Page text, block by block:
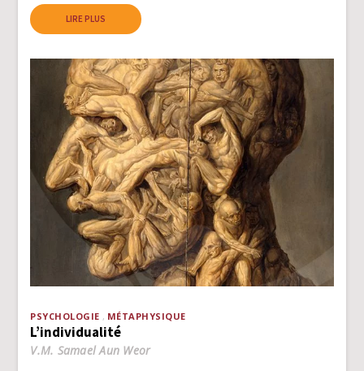
LIRE PLUS
PSYCHOLOGIE MÉTAPHYSIQUE
L’individualité
V.M. Samael Aun Weor